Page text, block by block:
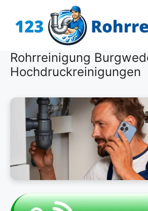
Inhalt
Rohrreinigung
Hochdruckreinigungen